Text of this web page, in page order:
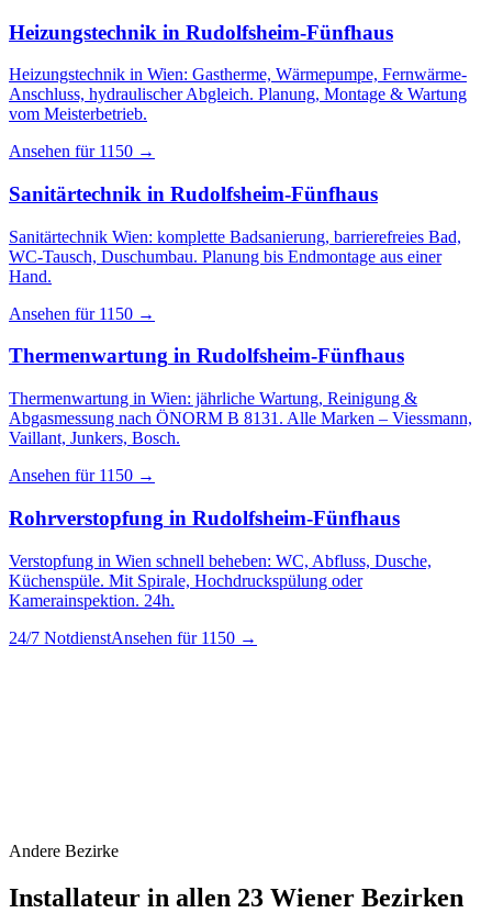
Heizungstechnik in Rudolfsheim-Fünfhaus
Heizungstechnik in Wien: Gastherme, Wärmepumpe, Fernwärme-
Anschluss, hydraulischer Abgleich. Planung, Montage & Wartung
vom Meisterbetrieb.
Ansehen für 1150 →
Sanitärtechnik in Rudolfsheim-Fünfhaus
Sanitärtechnik Wien: komplette Badsanierung, barrierefreies Bad,
WC-Tausch, Duschumbau. Planung bis Endmontage aus einer
Hand.
Ansehen für 1150 →
Thermenwartung in Rudolfsheim-Fünfhaus
Thermenwartung in Wien: jährliche Wartung, Reinigung &
Abgasmessung nach ÖNORM B 8131. Alle Marken – Viessmann,
Vaillant, Junkers, Bosch.
Ansehen für 1150 →
Rohrverstopfung in Rudolfsheim-Fünfhaus
Verstopfung in Wien schnell beheben: WC, Abfluss, Dusche,
Küchenspüle. Mit Spirale, Hochdruckspülung oder
Kamerainspektion. 24h.
24/7 NotdienstAnsehen für 1150 →
Andere Bezirke
Installateur in allen 23 Wiener Bezirken